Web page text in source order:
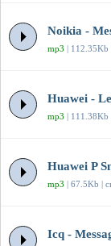
Noikia -
mp3 | 112.35Kb
Huawei -
mp3 | 111.38Kb
Huawei P
mp3 | 67.5Kb |
Icq -